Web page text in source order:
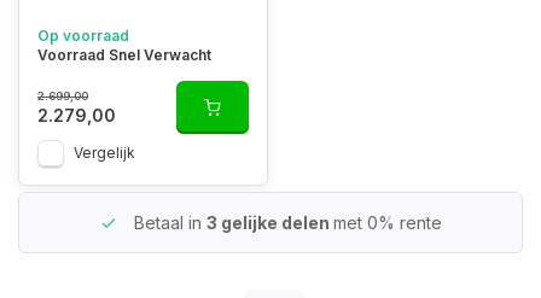
Op voorraad
Voorraad Snel Verwacht
2.699,00
2.279,00
Vergelijk
Betaal in 3 gelijke delen met 0% rente